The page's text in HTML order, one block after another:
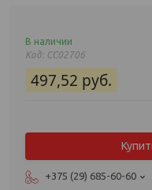
В наличии
Код: СС02706
497,52 руб.
+375 (29) 685-60-60